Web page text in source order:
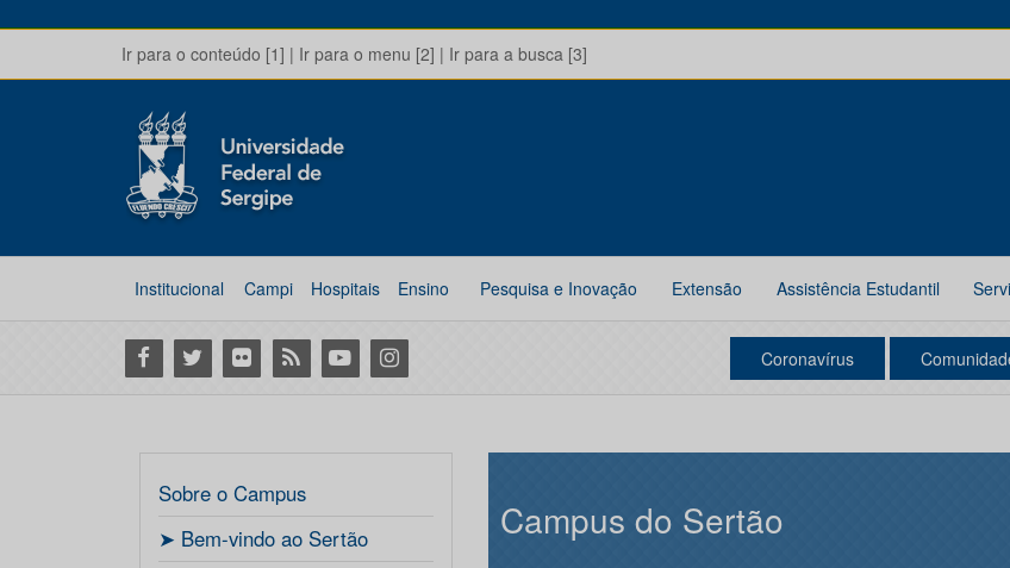
Ir para o conteúdo [1] | Ir para o menu [2] | Ir para a busca [3]
Institucional Campi Hospitais Ensino Pesquisa e Inovação Extensão Assistência Estudantil
Facebook
Twitter Flickr RSS YoutubeInstagram Coronavírus
Sobre o Campus
ㅤ➤ Bem-vindo ao Sertão
Campus do Sertão